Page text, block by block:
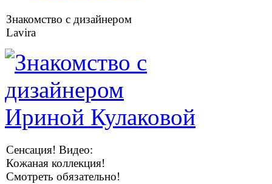
Знакомство с дизайнером
Lavira
Сенсация! Видео:
Кожаная коллекция!
Смотреть обязательно!